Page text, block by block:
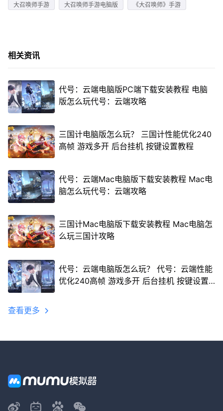
大召唤师手游
大召唤师手游电脑版 《大召唤师》手游
相关资讯
代号：云端电脑版PC端下载安装教程 电脑
版怎么玩代号：云端攻略
三国计电脑版怎么玩？ 三国计性能优化240
高帧 游戏多开 后台挂机 按键设置教程
代号：云端Mac电脑版下载安装教程 Mac电
脑怎么玩代号：云端攻略
三国计Mac电脑版下载安装教程 Mac电脑怎
么玩三国计攻略
代号：云端电脑版怎么玩？ 代号：云端性能
优化240高帧 游戏多开 后台挂机 按键设置
查看更多